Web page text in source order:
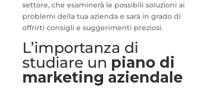
settore, che esaminerà le possibili soluzioni ai
problemi della tua azienda e sarà in grado di
offrirti consigli e suggerimenti preziosi.
L’importanza di
studiare un piano di
marketing aziendale